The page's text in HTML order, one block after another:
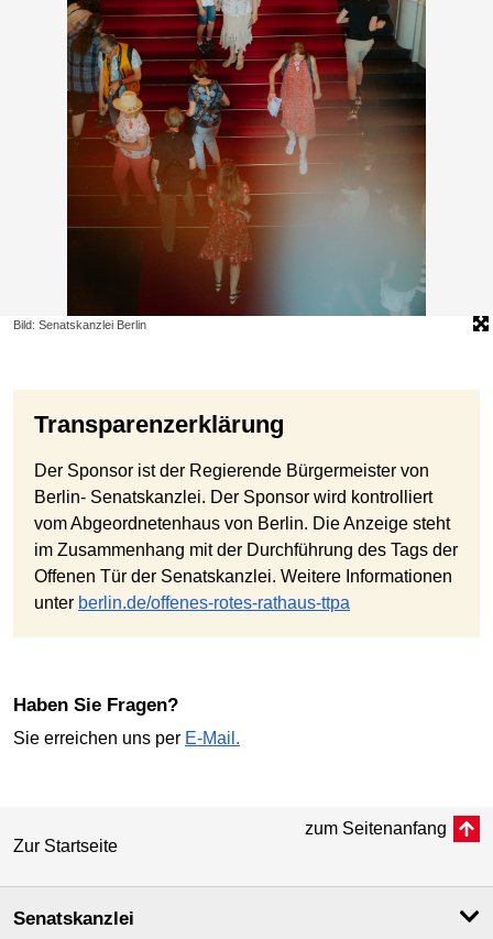
Bild: Senatskanzlei Berlin
Transparenzerklärung
Der Sponsor ist der Regierende Bürgermeister von
Berlin- Senatskanzlei. Der Sponsor wird kontrolliert
vom Abgeordnetenhaus von Berlin. Die Anzeige steht
im Zusammenhang mit der Durchführung des Tags der
Offenen Tür der Senatskanzlei. Weitere Informationen
unter berlin.de/offenes-rotes-rathaus-ttpa
Haben Sie Fragen?
Sie erreichen uns per E-Mail.
Zur Startseite
zum Seitenanfang
Senatskanzlei